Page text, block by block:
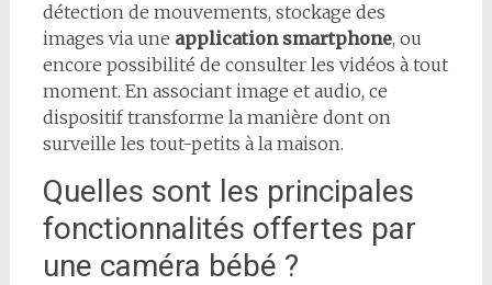
détection de mouvements, stockage des
images via une application smartphone, ou
encore possibilité de consulter les vidéos à tout
moment. En associant image et audio, ce
dispositif transforme la manière dont on
surveille les tout-petits à la maison.
Quelles sont les principales
fonctionnalités offertes par
une caméra bébé ?